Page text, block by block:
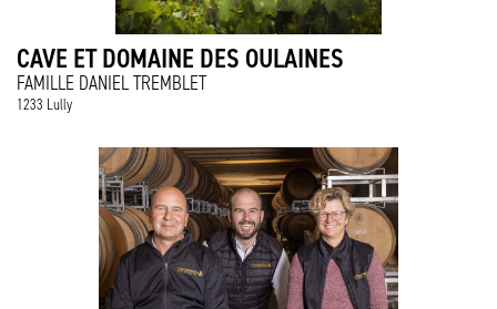
CAVE ET DOMAINE DES OULAINES
FAMILLE DANIEL TREMBLET
1233 Lully